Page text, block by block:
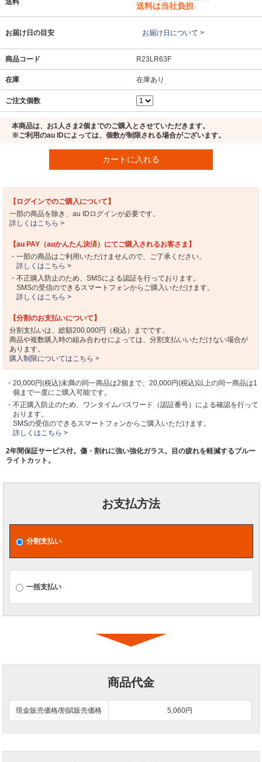
送料 送料は当社負担
お届け日の目安 お届け日について >
商品コード R23LR63F
在庫 在庫あり
ご注文個数
本商品は、お1人さま2個までのご購入とさせていただきます。
※ご利用のau IDによっては、個数が制限される場合がございます。
カートに入れる
【ログインでのご購入について】
一部の商品を除き、au IDログインが必要です。
詳しくはこちら >
【au PAY（auかんたん決済）にてご購入されるお客さま】
・一部の商品はご利用いただけませんので、ご了承ください。
詳しくはこちら >
・不正購入防止のため、SMSによる認証を行っております。
SMSの受信のできるスマートフォンからご購入いただけます。
詳しくはこちら >
【分割のお支払いについて】
分割支払いは、総額200,000円（税込）までです。
商品や複数購入時の組み合わせによっては、分割支払いいただけない場合が
あります。
購入制限についてはこちら >
・20,000円(税込)未満の同一商品は2個まで、20,000円(税込)以上の同一商品は1
個まで一度にご購入可能です。
・不正購入防止のため、ワンタイムパスワード（認証番号）による確認を行って
おります。
SMSの受信のできるスマートフォンからご購入いただけます。
詳しくはこちら >
2年間保証サービス付。傷・割れに強い強化ガラス。目の疲れを軽減するブルー
ライトカット。
お支払方法
分割支払い
一括支払い
商品代金
現金販売価格/割賦販売価格 5,060円